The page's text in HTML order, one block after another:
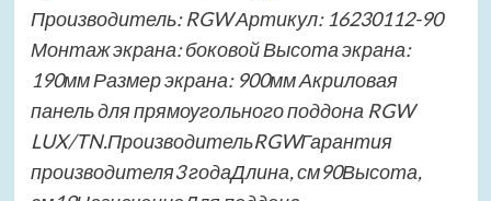
Производитель: RGW Артикул: 16230112-90
Монтаж экрана: боковой Высота экрана:
190мм Размер экрана: 900мм Акриловая
панель для прямоугольного поддона RGW
LUX/TN.ПроизводительRGWГарантия
производителя3 годаДлина, см90Высота,